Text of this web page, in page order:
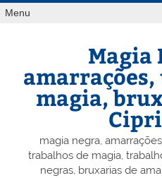
Skip
toMenu
Magia
magia,
magia negra,
trabalhos de magia,
negras, bruxarias de